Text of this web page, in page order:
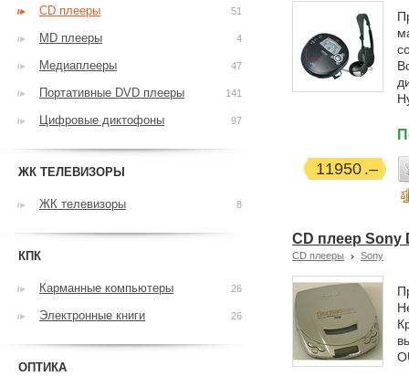
11950
CD плеер Sony
CD плееры Sony
CD плееры 51
MD плееры 4
Медиаплееры 47
Портативные DVD плееры 141
Цифровые диктофоны 97
ЖК ТЕЛЕВИЗОРЫ
ЖК телевизоры 8
КПК
Карманные компьютеры 26
Электронные книги 26
ОПТИКА